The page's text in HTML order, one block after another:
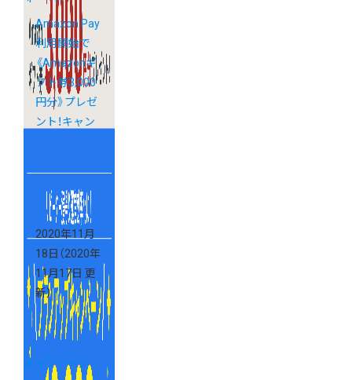
Amazon Pay
利用開始で
《Amazonギ
フト券3,000
円分》プレゼ
ント！キャン
2020年11月
18日 （2020年
11月17日 更
新）
キャンペーン